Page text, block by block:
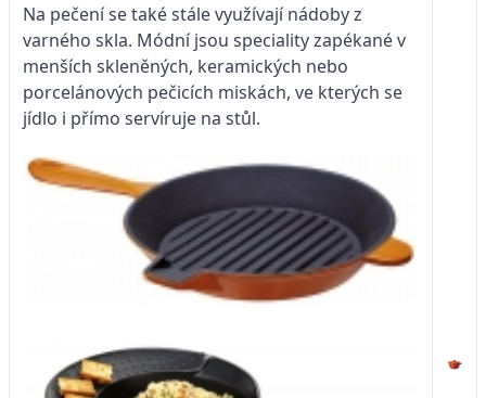
Na pečení se také stále využívají nádoby z
varného skla. Módní jsou speciality zapékané v
menších skleněných, keramických nebo
porcelánových pečicích miskách, ve kterých se
jídlo i přímo servíruje na stůl.